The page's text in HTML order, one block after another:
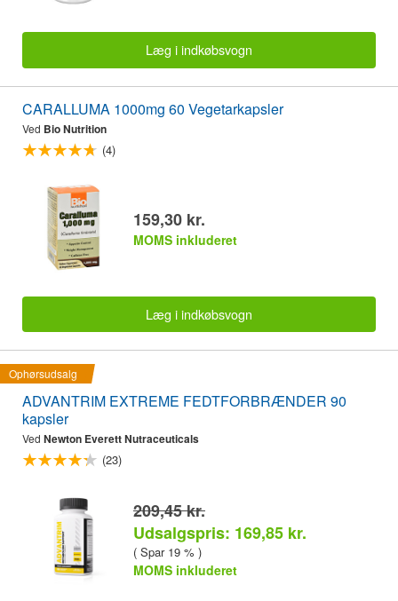
Læg i indkøbsvogn
CARALLUMA 1000mg 60 Vegetarkapsler
Ved Bio Nutrition
(4)
159,30 kr.
MOMS inkluderet
Læg i indkøbsvogn
Ophørsudsalg
ADVANTRIM EXTREME FEDTFORBRÆNDER 90
kapsler
Ved Newton Everett Nutraceuticals
(23)
209,45 kr.
Udsalgspris: 169,85 kr.
( Spar 19 % )
MOMS inkluderet